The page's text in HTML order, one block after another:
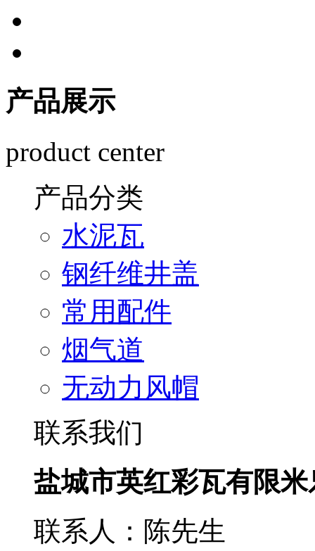
产品展示
product center
产品分类
水泥瓦
钢纤维井盖
常用配件
烟气道
无动力风帽
联系我们
盐城市英红彩瓦有限
联系人：陈先生